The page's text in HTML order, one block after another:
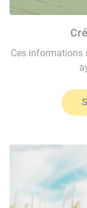
Ces informations